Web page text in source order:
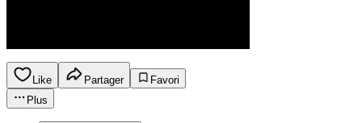
Like Partager
Favori
Plus